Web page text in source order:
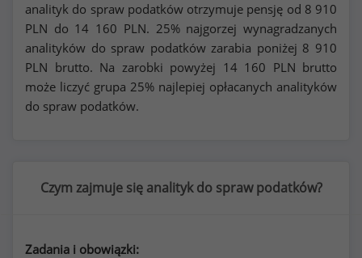
analityk do spraw podatków otrzymuje pensję od 8 910
PLN do 14 160 PLN. 25% najgorzej wynagradzanych
analityków do spraw podatków zarabia poniżej 8 910
PLN brutto. Na zarobki powyżej 14 160 PLN brutto
może liczyć grupa 25% najlepiej opłacanych analityków
do spraw podatków.
Czym zajmuje się analityk do spraw podatków?
Zadania i obowiązki: